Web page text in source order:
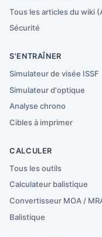
Tous les articles du wiki
Sécurité
S'ENTRAÎNER
Simulateur de visée ISSF
Simulateur d'optique
Analyse chrono
Cibles à imprimer
CALCULER
Tous les outils
Calculateur balistique
Convertisseur MOA /
Balistique